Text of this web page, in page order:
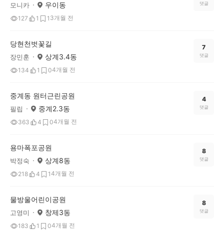
모니카 우이동
127 1 1 3개월 전
댓글
당현천벗꽃길
장민훈 상계3.4동
134 1 04개월 전
7
댓글
중계동 원터근린공원
필립 중계2.3동
363 4 04개월 전
4
댓글
용마폭포공원
박정숙 상계8동
218 4 14개월 전
8
댓글
물방울어린이공원
고영미 창제3동
183 1 04개월 전
8
댓글